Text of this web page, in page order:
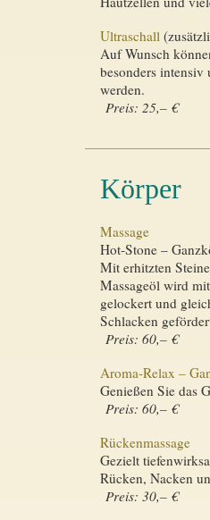
Ultraschall
Auf Wunsch
besonders
werden.
Preis: 25,– €
Körper
Massage
Hot-Stone –
Mit erhitzten
Massageöl wird
gelockert und
Schlacken
Preis: 60,– €
Aroma-Relax –
Genießen Sie das
Preis: 60,– €
Rückenmassage
Gezielt
Rücken, Nacken
Preis: 30,– €